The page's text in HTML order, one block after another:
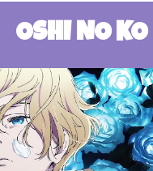
OSHI NO KO